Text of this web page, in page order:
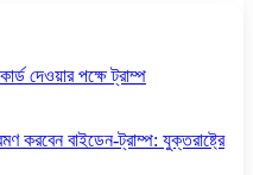
দেওয়ার পক্ষে ট্রাম্প
করবেন বাইডেন-ট্রাম্প: যুক্তরাষ্ট্রে